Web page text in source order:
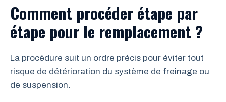
Comment procéder étape par
étape pour le remplacement ?
La procédure suit un ordre précis pour éviter tout
risque de détérioration du système de freinage ou
de suspension.